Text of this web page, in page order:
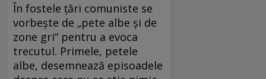
În fostele ţări comuniste se
vorbeşte de „pete albe şi de
zone gri“ pentru a evoca
trecutul. Primele, petele
albe, desemnează episoadele